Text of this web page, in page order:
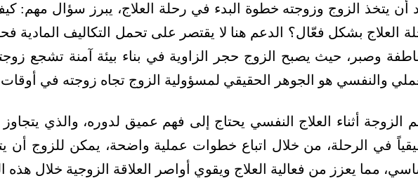
أن يتخذ الزوج وزوجته خطوة البدء في رحلة العلاج، يبرز سؤال مهم:
العلاج بشكل فعّال؟ الدعم هنا لا يقتصر على تحمل التكاليف
وصبر، حيث يصبح الزوج حجر الزاوية في بناء بيئة آمنة تشجع
والنفسي هو الجوهر الحقيقي لمسؤولية الزوج تجاه زوجته في
الزوجة أثناء العلاج النفسي يحتاج إلى فهم عميق لدوره، والذي
في الرحلة، من خلال اتباع خطوات عملية واضحة، يمكن للزوج أن
مما يعزز من فعالية العلاج ويقوي أواصر العلاقة الزوجية خلال هذه